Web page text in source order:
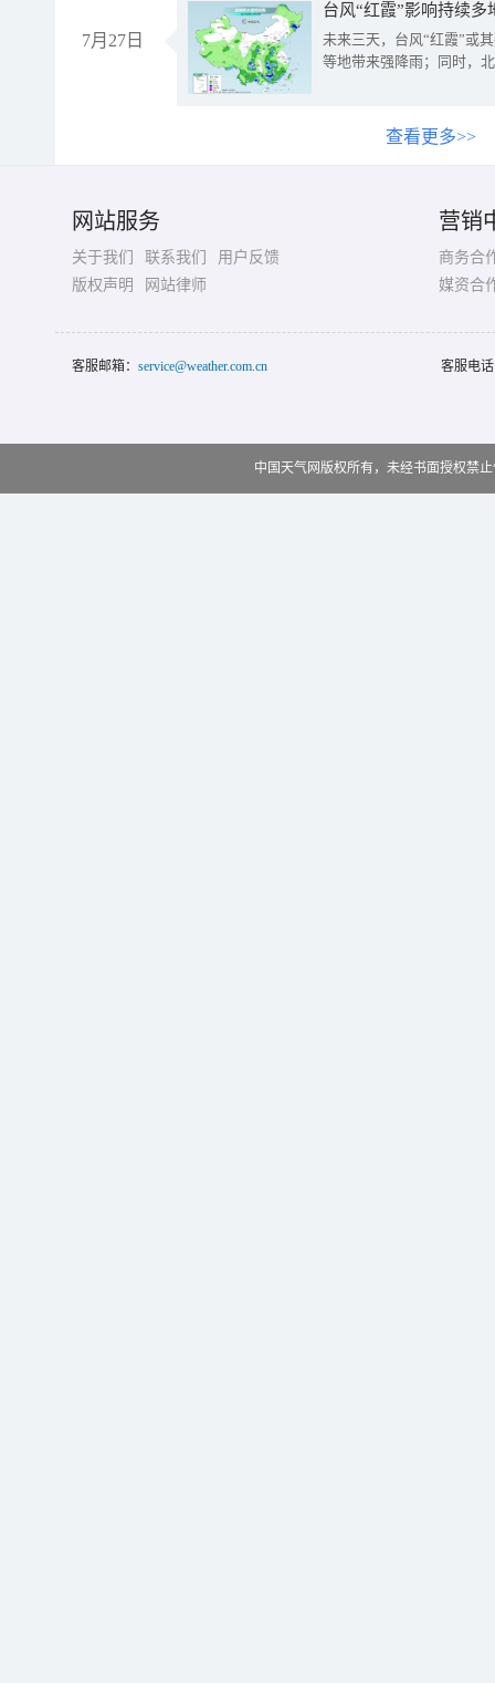
7月27日
台风“红霞”影响持续
未来三天，台风“红霞”或
等地带来强降雨；同时，
查看更多>>
网站服务
关于我们 联系我们
用户反馈
版权声明
网站律师
营销
商务合
媒资合
客服邮箱： service@weather.com.cn 客服电
中国天气网版权所有，未经书面授权